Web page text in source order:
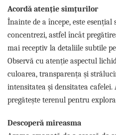
Aparate SH
Promotii
Stabilizatoare tensiune
Piese schimb espressoare
Accesorii si intretinere
Curatare
Filtre
Portafiltre
Tamper
Acordă atenție simțurilor
Înainte de a începe, este esențial
concentrezi, astfel încât
mai receptiv la detaliile subtile
Observă cu atenție aspectul
culoarea, transparența și
intensitatea și densitatea
pregătește terenul pentru
Descoperă mireasma